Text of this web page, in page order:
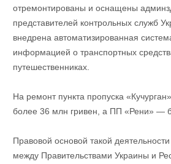
отремонтированы и оснащены
представителей контрольных служб
внедрена автоматизированная
информацией о транспортных
путешественниках.
На ремонт пункта пропуска
более 36 млн гривен, а ПП «Рени» —
Правовой основой такой
между Правительствами Украины и